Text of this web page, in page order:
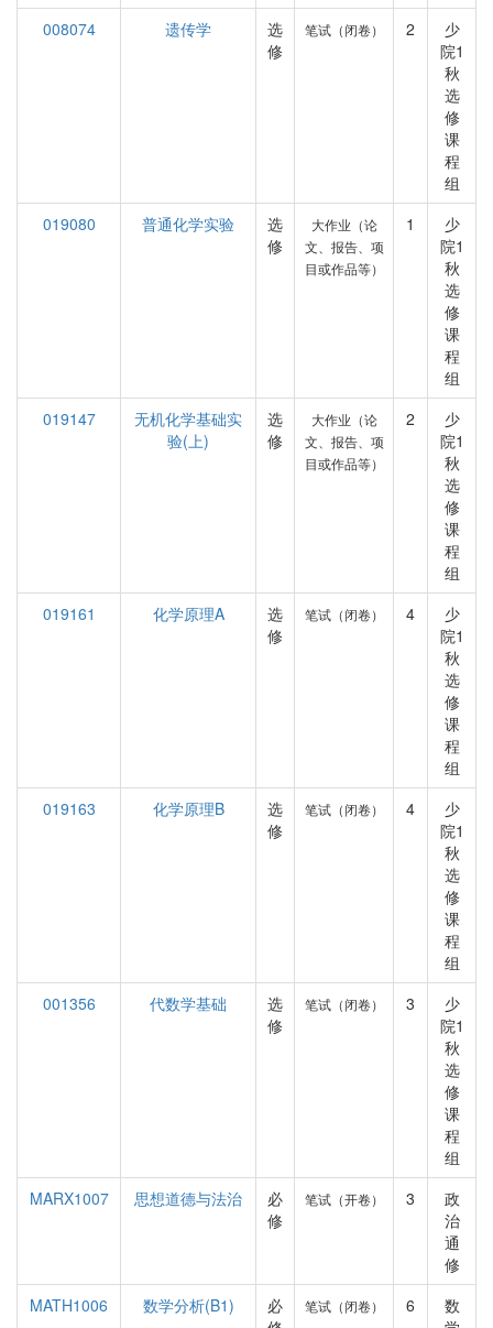
008074
遗传学
选
修
笔试（闭卷） 2
少
院1
秋
选
修
课
程
组
019080
普通化学实验
选
修
大作业（论
文、报告、项
目或作品等）
1
少
院1
秋
选
修
课
程
组
019147
无机化学基础实
验(上)
选
修
大作业（论
文、报告、项
目或作品等）
2
少
院1
秋
选
修
课
程
组
019161
化学原理A
选
修
笔试（闭卷） 4
少
院1
秋
选
修
课
程
组
019163
化学原理B
选
修
笔试（闭卷） 4
少
院1
秋
选
修
课
程
组
001356
代数学基础
选
修
笔试（闭卷） 3
少
院1
秋
选
修
课
程
组
MARX1007
思想道德与法治
必
修
笔试（开卷） 3
政
治
通
修
MATH1006
数学分析(B1)
必
笔试（闭卷） 6
数